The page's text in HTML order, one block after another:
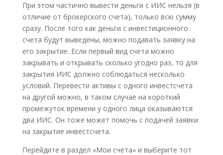
При этом частично вывести деньги с ИИС нельзя (в
отличие от брокерского счета), только всю сумму
сразу. После того как деньги с инвестиционного
счета будут выведены, можно подавать заявку на
его закрытие. Если первый вид счета можно
закрывать и открывать сколько угодно раз, то для
закрытия ИИС должно соблюдаться несколько
условий. Перевести активы с одного инвестсчета
на другой можно, в таком случае на короткий
промежуток времени у одного лица оказываются
два ИИС. Он тоже может помочь с подачей заявки
на закрытие инвестсчета.
Перейдите в раздел «Мои счета» и выберите тот